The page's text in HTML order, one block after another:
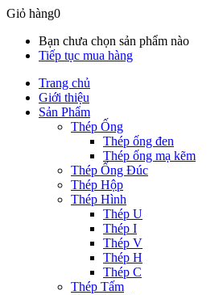
Giỏ hàng0
Bạn chưa chọn sản phẩm nào
Tiếp tục mua hàng
Trang chủ
Giới thiệu
Sản Phẩm
Thép Ống
Thép ống đen
Thép ống mạ kẽm
Thép Ống Đúc
Thép Hộp
Thép Hình
Thép U
Thép I
Thép V
Thép H
Thép C
Thép Tấm